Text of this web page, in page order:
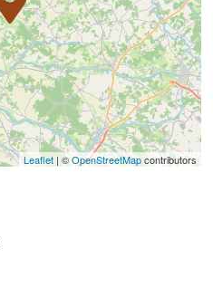
Leaflet| ©OpenStreetMapcontributors